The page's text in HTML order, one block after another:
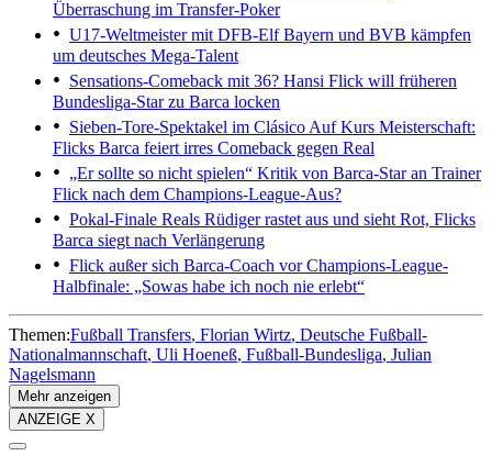
Überraschung im Transfer-Poker
U17-Weltmeister mit DFB-ElfBayern und BVB kämpfen
um deutsches Mega-Talent
Sensations-Comeback mit 36? Hansi Flick will früheren
Bundesliga-Star zu Barca locken
Sieben-Tore-Spektakel im Clásico Auf Kurs Meisterschaft:
Flicks Barca feiert irres Comeback gegen Real
„Er sollte so nicht spielen“ Kritik von Barca-Star an Trainer
Flick nach dem Champions-League-Aus?
Pokal-Finale Reals Rüdiger rastet aus und sieht Rot, Flicks
Barca siegt nach Verlängerung
Flick außer sich Barca-Coach vor Champions-League-
Halbfinale: „Sowas habe ich noch nie erlebt“
Themen:Fußball Transfers Florian Wirtz Deutsche Fußball-
Nationalmannschaft Uli Hoeneß Fußball-Bundesliga Julian
Nagelsmann
Mehr anzeigen
ANZEIGE X